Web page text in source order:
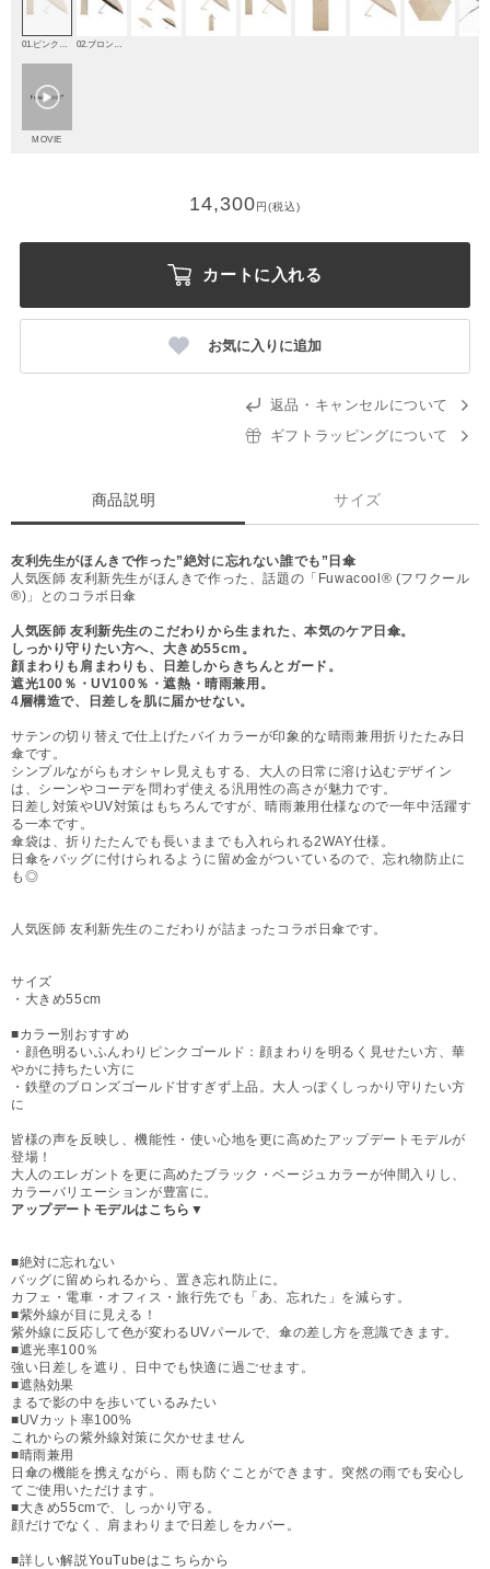
MOVIE
14,300円(税込)
カートに入れる
お気に入りに追加
返品・キャンセルについて
ギフトラッピングについて
商品説明 サイズ
友利先生がほんきで作った”絶対に忘れない誰でも”日傘
人気医師 友利新先生がほんきで作った、話題の「Fuwacool® (フワクール
®)」とのコラボ日傘
人気医師 友利新先生のこだわりから生まれた、本気のケア日傘。
しっかり守りたい方へ、大きめ55cm。
顔まわりも肩まわりも、日差しからきちんとガード。
遮光100％・UV100％・遮熱・晴雨兼用。
4層構造で、日差しを肌に届かせない。
サテンの切り替えで仕上げたバイカラーが印象的な晴雨兼用折りたたみ日
傘です。
シンプルながらもオシャレ見えもする、大人の日常に溶け込むデザイン
は、シーンやコーデを問わず使える汎用性の高さが魅力です。
日差し対策やUV対策はもちろんですが、晴雨兼用仕様なので一年中活躍す
る一本です。
傘袋は、折りたたんでも長いままでも入れられる2WAY仕様。
日傘をバッグに付けられるように留め金がついているので、忘れ物防止に
も◎
人気医師 友利新先生のこだわりが詰まったコラボ日傘です。
サイズ
・大きめ55cm
■カラー別おすすめ
・顔色明るいふんわりピンクゴールド：顔まわりを明るく見せたい方、華
やかに持ちたい方に
・鉄壁のブロンズゴールド甘すぎず上品。大人っぽくしっかり守りたい方
に
皆様の声を反映し、機能性・使い心地を更に高めたアップデートモデルが
登場！
大人のエレガントを更に高めたブラック・ベージュカラーが仲間入りし、
カラーバリエーションが豊富に。
アップデートモデルはこちら▼
■絶対に忘れない
バッグに留められるから、置き忘れ防止に。
カフェ・電車・オフィス・旅行先でも「あ、忘れた」を減らす。
■紫外線が目に見える！
紫外線に反応して色が変わるUVパールで、傘の差し方を意識できます。
■遮光率100％
強い日差しを遮り、日中でも快適に過ごせます。
■遮熱効果
まるで影の中を歩いているみたい
■UVカット率100%
これからの紫外線対策に欠かせません
■晴雨兼用
日傘の機能を携えながら、雨も防ぐことができます。突然の雨でも安心し
てご使用いただけます。
■大きめ55cmで、しっかり守る。
顔だけでなく、肩まわりまで日差しをカバー。
■詳しい解説YouTubeはこちらから